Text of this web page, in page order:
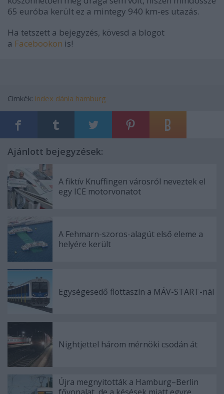
65 euróba került ez a mintegy 940 km-es utazás.
Ha tetszett a bejegyzés, kövesd a blogot
a Facebookon is!
Címkék: index dánia hamburg
Ajánlott bejegyzések:
A fiktív Knuffingen városról neveztek el
egy ICE motorvonatot
A Fehmarn-szoros-alagút első eleme a
helyére került
Egységesedő flottaszín a MÁV-START-nál
Nightjettel három mérnöki csodán át
Újra megnyitották a Hamburg–Berlin